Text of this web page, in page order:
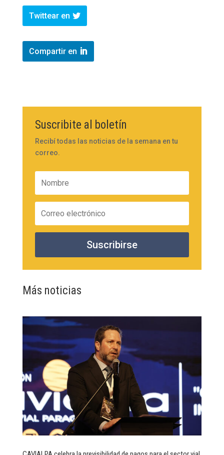
Twittear en
Compartir en
Suscribite al boletín
Recibí todas las noticias de la semana en tu
correo.
Suscribirse
Más noticias